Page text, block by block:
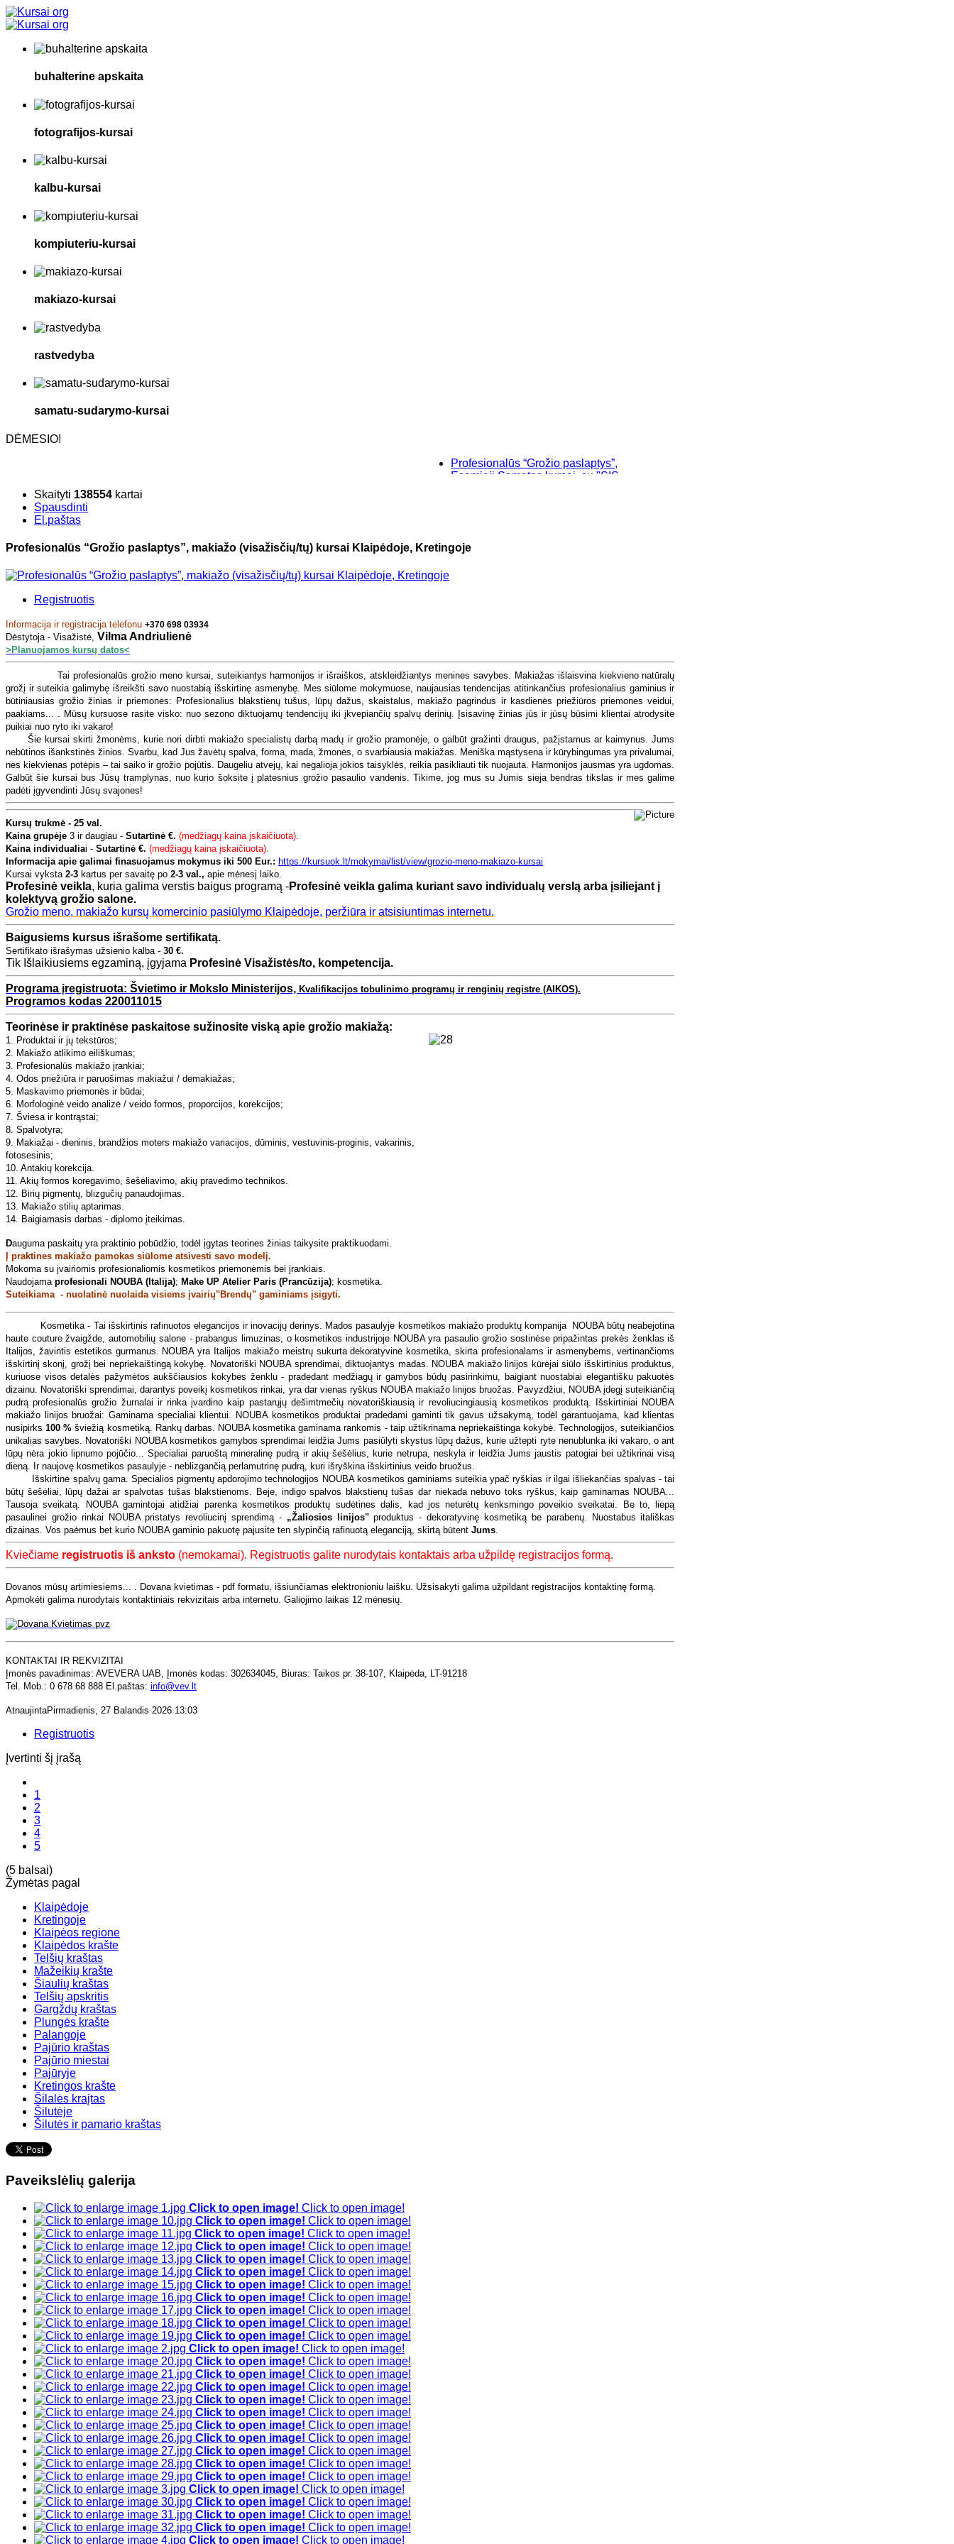
buhalterine apskaita
fotografijos-kursai
kalbu-kursai
kompiuteriu-kursai
makiazo-kursai
rastvedyba
samatu-sudarymo-kursai
DĖMESIO!
Profesionalūs “Grožio paslaptys”, makiažo (visažisčių/tų) kursai Klaipėdoje, Kretingoje
Esamieji Sąmatos kursai, su "SISTELA" programa 12 val.
Skaityti 138554 kartai
Spausdinti
El.paštas
Profesionalūs “Grožio paslaptys”, makiažo (visažisčių/tų) kursai Klaipėdoje, Kretingoje
Registruotis
Informacija ir registracija telefonu +370 698 03934
Dėstytoja - Visažistė, Vilma Andriulienė
>Planuojamos kursų datos<
Tai profesionalūs grožio meno kursai, suteikiantys harmonijos ir išraiškos, atskleidžiantys menines savybes. Makiažas išlaisvina kiekvieno natūralų
grožį ir suteikia galimybę išreikšti savo nuostabią išskirtinę asmenybę. Mes siūlome mokymuose, naujausias tendencijas atitinkančius profesionalius gaminius ir
būtiniausias grožio žinias ir priemones: Profesionalius blakstienų tušus, lūpų dažus, skaistalus, makiažo pagrindus ir kasdienės priežiūros priemones veidui,
paakiams... . Mūsų kursuose rasite visko: nuo sezono diktuojamų tendencijų iki įkvepiančių spalvų derinių. Įsisavinę žinias jūs ir jūsų būsimi klientai atrodysite
puikiai nuo ryto iki vakaro!
Šie kursai skirti žmonėms, kurie nori dirbti makiažo specialistų darbą madų ir grožio pramonėje, o galbūt gražinti draugus, pažįstamus ar kaimynus. Jums
nebūtinos išankstinės žinios. Svarbu, kad Jus žavėtų spalva, forma, mada, žmonės, o svarbiausia makiažas. Meniška mąstysena ir kūrybingumas yra privalumai,
nes kiekvienas potėpis – tai saiko ir grožio pojūtis. Daugeliu atvejų, kai negalioja jokios taisyklės, reikia pasikliauti tik nuojauta. Harmonijos jausmas yra ugdomas.
Galbūt šie kursai bus Jūsų tramplynas, nuo kurio šoksite į platesnius grožio pasaulio vandenis. Tikime, jog mus su Jumis sieja bendras tikslas ir mes galime
padėti įgyvendinti Jūsų svajones!
Kursų trukmė - 25 val.
Kaina grupėje 3 ir daugiau - Sutartinė €. (medžiagų kaina įskaičiuota).
Kaina individualiai - Sutartinė €. (medžiagų kaina įskaičiuota).
Informacija apie galimai finasuojamus mokymus iki 500 Eur.: https://kursuok.lt/mokymai/list/view/grozio-meno-makiazo-kursai
Kursai vyksta 2-3 kartus per savaitę po 2-3 val., apie mėnesį laiko.
Profesinė veikla, kuria galima verstis baigus programą -Profesinė veikla galima kuriant savo individualų verslą arba įsiliejant į
kolektyvą grožio salone.
Grožio meno, makiažo kursų komercinio pasiūlymo Klaipėdoje, peržiūra ir atsisiuntimas internetu.
Baigusiems kursus išrašome sertifikatą.
Sertifikato išrašymas užsienio kalba - 30 €.
Tik Išlaikiusiems egzaminą, įgyjama Profesinė Visažistės/to, kompetencija.
Programa įregistruota: Švietimo ir Mokslo Ministerijos, Kvalifikacijos tobulinimo programų ir renginių registre (AIKOS).
Programos kodas 220011015
Teorinėse ir praktinėse paskaitose sužinosite viską apie grožio makiažą:
1. Produktai ir jų tekstūros;
2. Makiažo atlikimo eiliškumas;
3. Profesionalūs makiažo įrankiai;
4. Odos priežiūra ir paruošimas makiažui / demakiažas;
5. Maskavimo priemonės ir būdai;
6. Morfologinė veido analizė / veido formos, proporcijos, korekcijos;
7. Šviesa ir kontrąstai;
8. Spalvotyra;
9. Makiažai - dieninis, brandžios moters makiažo variacijos, dūminis, vestuvinis-proginis, vakarinis,
fotosesinis;
10. Antakių korekcija.
11. Akių formos koregavimo, šešėliavimo, akių pravedimo technikos.
12. Birių pigmentų, blizgučių panaudojimas.
13. Makiažo stilių aptarimas.
14. Baigiamasis darbas - diplomo įteikimas.
Dauguma paskaitų yra praktinio pobūdžio, todėl įgytas teorines žinias taikysite praktikuodami.
Į praktines makiažo pamokas siūlome atsivesti savo modelį.
Mokoma su įvairiomis profesionaliomis kosmetikos priemonėmis bei įrankiais.
Naudojama profesionali NOUBA (Italija); Make UP Atelier Paris (Prancūzija); kosmetika.
Suteikiama - nuolatinė nuolaida visiems įvairių"Brendų" gaminiams įsigyti.
Kosmetika - Tai išskirtinis rafinuotos elegancijos ir inovacijų derinys. Mados pasaulyje kosmetikos makiažo produktų kompanija NOUBA būtų neabejotina
haute couture žvaigžde, automobilių salone - prabangus limuzinas, o kosmetikos industrijoje NOUBA yra pasaulio grožio sostinėse pripažintas prekės ženklas iš
Italijos, žavintis estetikos gurmanus. NOUBA yra Italijos makiažo meistrų sukurta dekoratyvinė kosmetika, skirta profesionalams ir asmenybėms, vertinančioms
išskirtinį skonį, grožį bei nepriekaištingą kokybę. Novatoriški NOUBA sprendimai, diktuojantys madas. NOUBA makiažo linijos kūrėjai siūlo išskirtinius produktus,
kuriuose visos detalės pažymėtos aukščiausios kokybės ženklu - pradedant medžiagų ir gamybos būdų pasirinkimu, baigiant nuostabiai elegantišku pakuotės
dizainu. Novatoriški sprendimai, darantys poveikį kosmetikos rinkai, yra dar vienas ryškus NOUBA makiažo linijos bruožas. Pavyzdžiui, NOUBA įdegį suteikiančią
pudrą profesionalūs grožio žurnalai ir rinka įvardino kaip pastarųjų dešimtmečių novatoriškiausią ir revoliucingiausią kosmetikos produktą. Išskirtiniai NOUBA
makiažo linijos bruožai: Gaminama specialiai klientui. NOUBA kosmetikos produktai pradedami gaminti tik gavus užsakymą, todėl garantuojama, kad klientas
nusipirks100 % šviežią kosmetiką. Rankų darbas. NOUBA kosmetika gaminama rankomis - taip užtikrinama nepriekaištinga kokybė. Technologijos, suteikiančios
unikalias savybes. Novatoriški NOUBA kosmetikos gamybos sprendimai leidžia Jums pasiūlyti skystus lūpų dažus, kurie užtepti ryte nenublunka iki vakaro, o ant
lūpų nėra jokio lipnumo pojūčio... Specialiai paruoštą mineralinę pudrą ir akių šešėlius, kurie netrupa, neskyla ir leidžia Jums jaustis patogiai bei užtikrinai visą
dieną. Ir naujovę kosmetikos pasaulyje - neblizgančią perlamutrinę pudrą, kuri išryškina išskirtinius veido bruožus.
Išskirtinė spalvų gama. Specialios pigmentų apdorojimo technologijos NOUBA kosmetikos gaminiams suteikia ypač ryškias ir ilgai išliekančias spalvas - tai
būtų šešėliai, lūpų dažai ar spalvotas tušas blakstienoms. Beje, indigo spalvos blakstienų tušas dar niekada nebuvo toks ryškus, kaip gaminamas NOUBA...
Tausoja sveikatą. NOUBA gamintojai atidžiai parenka kosmetikos produktų sudėtines dalis, kad jos neturėtų kenksmingo poveikio sveikatai. Be to, liepą
pasaulinei grožio rinkai NOUBA pristatys revoliucinį sprendimą - „Žaliosios linijos"produktus - dekoratyvinę kosmetiką be parabenų. Nuostabus itališkas
dizainas. Vos paėmus bet kurio NOUBA gaminio pakuotę pajusite ten slypinčią rafinuotą eleganciją, skirtą būtent Jums.
Kviečiame registruotis iš anksto (nemokamai). Registruotis galite nurodytais kontaktais arba užpildę registracijos formą.
Dovanos mūsų artimiesiems... . Dovana kvietimas - pdf formatu, išsiunčiamas elektronioniu laišku. Užsisakyti galima užpildant registracijos kontaktinę formą.
Apmokėti galima nurodytais kontaktiniais rekvizitais arba internetu. Galiojimo laikas 12 mėnesių.
KONTAKTAI IR REKVIZITAI
Įmonės pavadinimas: AVEVERA UAB, Įmonės kodas: 302634045, Biuras: Taikos pr. 38-107, Klaipėda, LT-91218
Tel. Mob.: 0 678 68 888 El.paštas: info@vev.lt
AtnaujintaPirmadienis, 27 Balandis 2026 13:03
Registruotis
Įvertinti šį įrašą
1
2
3
4
5
(5 balsai)
Žymėtas pagal
Klaipėdoje
Kretingoje
Klaipėos regione
Klaipėdos krašte
Telšių kraštas
Mažeikių krašte
Šiaulių kraštas
Telšių apskritis
Gargždų kraštas
Plungės krašte
Palangoje
Pajūrio kraštas
Pajūrio miestai
Pajūryje
Kretingos krašte
Šilalės kraįtas
Šilutėje
Šilutės ir pamario kraštas
Paveikslėlių galerija
Click to open image! Click to open image!
Click to open image! Click to open image!
Click to open image! Click to open image!
Click to open image! Click to open image!
Click to open image! Click to open image!
Click to open image! Click to open image!
Click to open image! Click to open image!
Click to open image! Click to open image!
Click to open image! Click to open image!
Click to open image! Click to open image!
Click to open image! Click to open image!
Click to open image! Click to open image!
Click to open image! Click to open image!
Click to open image! Click to open image!
Click to open image! Click to open image!
Click to open image! Click to open image!
Click to open image! Click to open image!
Click to open image! Click to open image!
Click to open image! Click to open image!
Click to open image! Click to open image!
Click to open image! Click to open image!
Click to open image! Click to open image!
Click to open image! Click to open image!
Click to open image! Click to open image!
Click to open image! Click to open image!
Click to open image! Click to open image!
Click to open image! Click to open image!